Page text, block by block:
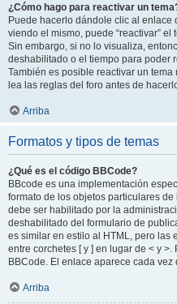
¿Cómo hago para reactivar un
Puede hacerlo dándole clic al enlace
viendo el mismo, puede “reactivar”
Sin embargo, si no lo visualiza,
deshabilitado o el tiempo para poder
También es posible reactivar un
lea las reglas del foro antes de
Arriba
Formatos y tipos de temas
¿Qué es el código BBCode?
BBcode es una implementación
formato de los objetos particulares
debe ser habilitado por la
deshabilitado del formulario de
es similar en estilo al HTML, pero las
entre corchetes [ y ] en lugar de < y
BBCode. El enlace aparece cada
Arriba